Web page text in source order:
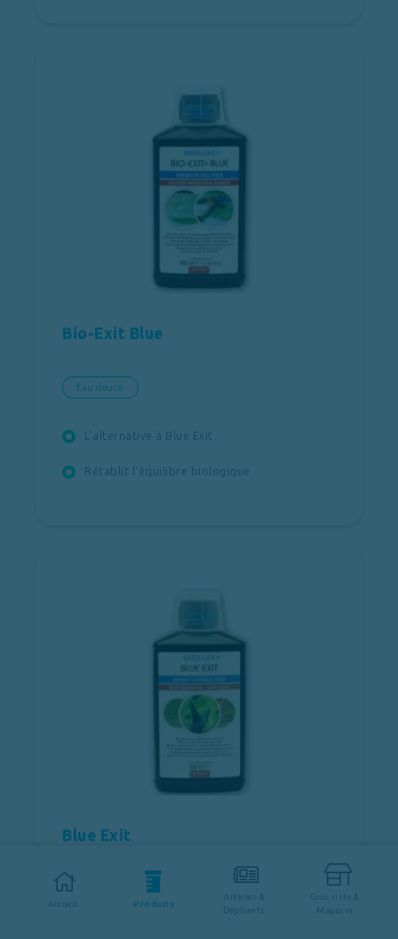
Accueil Produits
Articles &
Dépliants
Grossiste &
Magasin
Bio-Exit Blue
Eau douce
L'alternative à Blue Exit
Rétablit l'équilibre biologique
Blue Exit